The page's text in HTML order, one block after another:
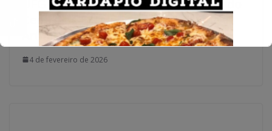
UFG dá início às obras da nova sede do
Centro de Excelência em Inteligência
Artificial
4 de fevereiro de 2026